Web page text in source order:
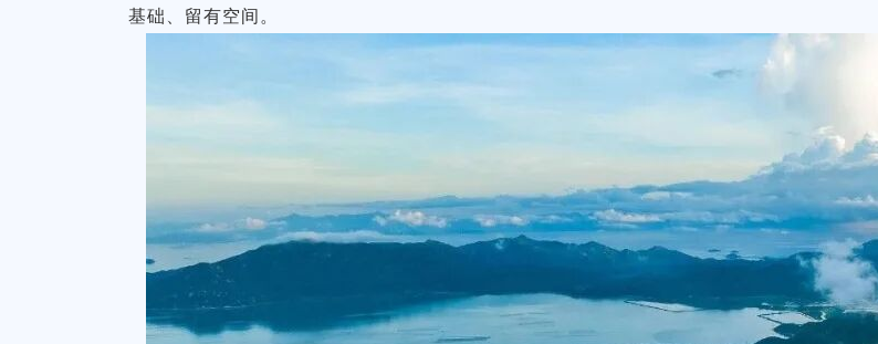
基础、留有空间。